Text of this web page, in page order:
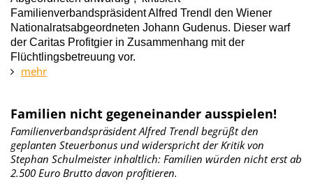
Familienverbandspräsident Alfred Trendl den Wiener
Nationalratsabgeordneten Johann Gudenus. Dieser warf
der Caritas Profitgier in Zusammenhang mit der
Flüchtlingsbetreuung vor.
mehr
Familien nicht gegeneinander ausspielen!
Familienverbandspräsident Alfred Trendl begrüßt den
geplanten Steuerbonus und widerspricht der Kritik von
Stephan Schulmeister inhaltlich: Familien würden nicht erst ab
2.500 Euro Brutto davon profitieren.